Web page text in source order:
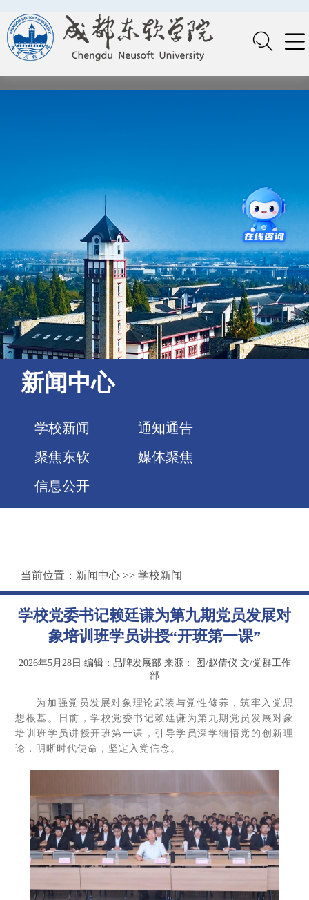
新闻中心
学校新闻
通知通告
聚焦东软
媒体聚焦
信息公开
当前位置： 新闻中心 >> 学校新闻
学校党委书记赖廷谦为第九期党员发展对
象培训班学员讲授“开班第一课”
2026年5月28日 编辑：品牌发展部 来源：
图/赵倩仪 文/党群工作
部
为加强党员发展对象理论武装与党性修养，筑牢入党思
想根基。日前，学校党委书记赖廷谦为第九期党员发展对象
培训班学员讲授开班第一课，引导学员深学细悟党的创新理
论，明晰时代使命，坚定入党信念。